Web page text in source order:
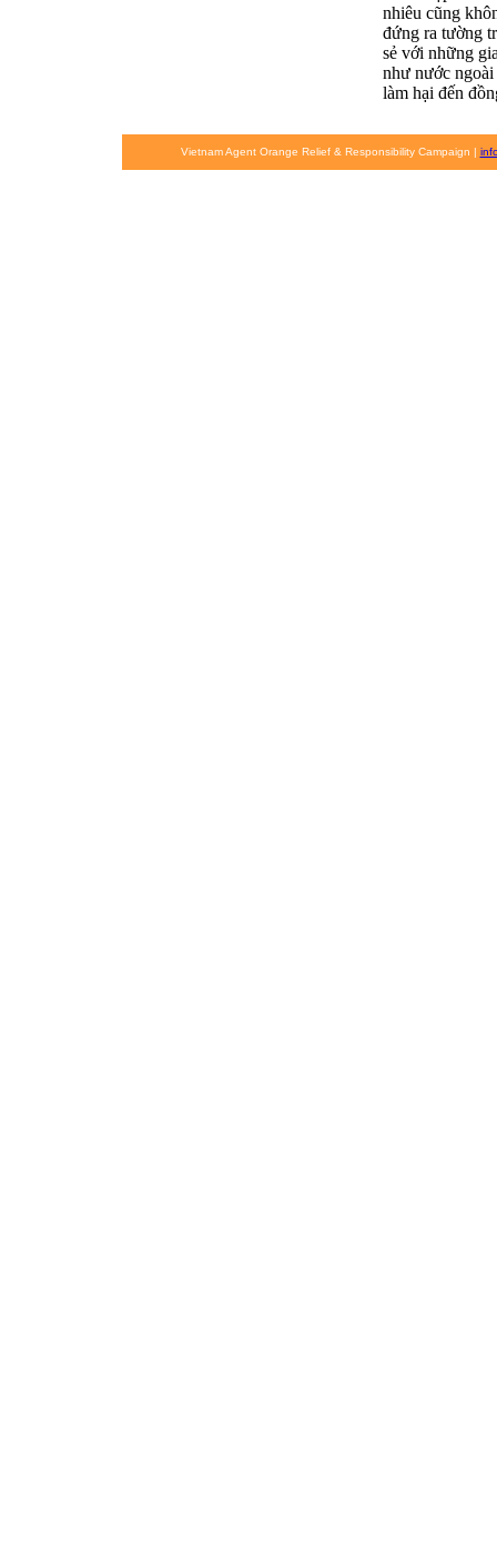
nhiêu cũng
đứng ra tường
sẻ với những
như nước
làm hại đến
Vietnam Agent Orange Relief & Responsibility Campaign |